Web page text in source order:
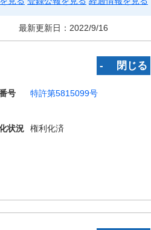
最新更新日： 2022/9/16
‐ 閉じる
号
特許第5815099号
状況
権利化済